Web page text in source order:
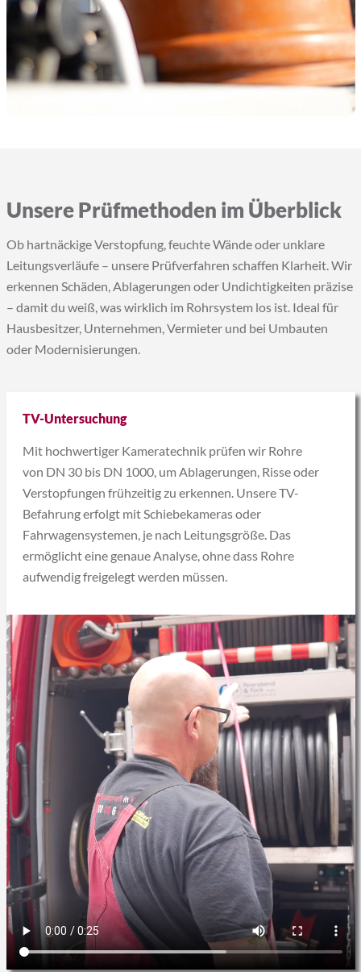
Unsere Prüfmethoden im Überblick
Ob hartnäckige Verstopfung, feuchte Wände oder unklare
Leitungsverläufe – unsere Prüfverfahren schaffen Klarheit. Wir
erkennen Schäden, Ablagerungen oder Undichtigkeiten präzise
– damit du weiß, was wirklich im Rohrsystem los ist. Ideal für
Hausbesitzer, Unternehmen, Vermieter und bei Umbauten
oder Modernisierungen.
TV-Untersuchung
Mit hochwertiger Kameratechnik prüfen wir Rohre
von DN 30 bis DN 1000, um Ablagerungen, Risse oder
Verstopfungen frühzeitig zu erkennen. Unsere TV-
Befahrung erfolgt mit Schiebekameras oder
Fahrwagensystemen, je nach Leitungsgröße. Das
ermöglicht eine genaue Analyse, ohne dass Rohre
aufwendig freigelegt werden müssen.